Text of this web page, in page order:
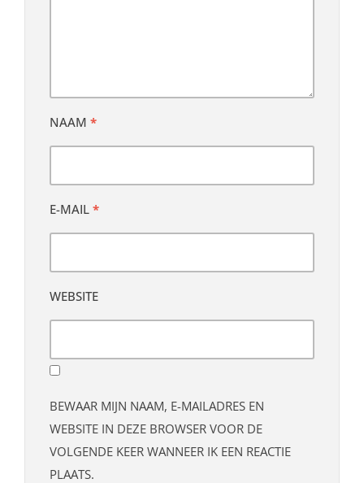
NAAM *
E-MAIL *
WEBSITE
BEWAAR MIJN NAAM, E-MAILADRES EN
WEBSITE IN DEZE BROWSER VOOR DE
VOLGENDE KEER WANNEER IK EEN REACTIE
PLAATS.